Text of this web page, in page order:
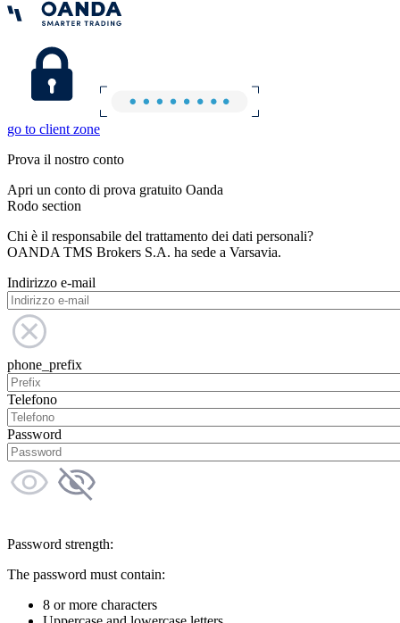
go to client zone
Prova il nostro conto
Apri un conto di prova gratuito Oanda
Rodo section
Chi è il responsabile del trattamento dei dati personali?
OANDA TMS Brokers S.A. ha sede a Varsavia.
Indirizzo e-mail
phone_prefix
Telefono
Password
Password strength:
The password must contain:
8 or more characters